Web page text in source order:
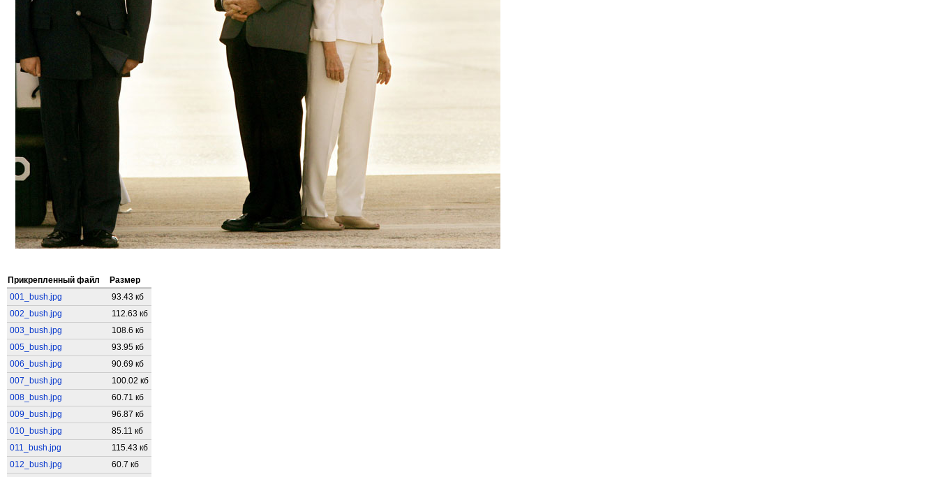
Прикрепленный файл
Размер
001_bush.jpg
93.43 кб
002_bush.jpg
112.63 кб
003_bush.jpg
108.6 кб
005_bush.jpg
93.95 кб
006_bush.jpg
90.69 кб
007_bush.jpg
100.02 кб
008_bush.jpg
60.71 кб
009_bush.jpg
96.87 кб
010_bush.jpg
85.11 кб
011_bush.jpg
115.43 кб
012_bush.jpg
60.7 кб